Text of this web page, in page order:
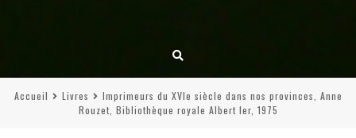
Accueil Livres
Imprimeurs du XVIe siècle dans nos provinces, Anne
Rouzet, Bibliothèque royale Albert Ier, 1975